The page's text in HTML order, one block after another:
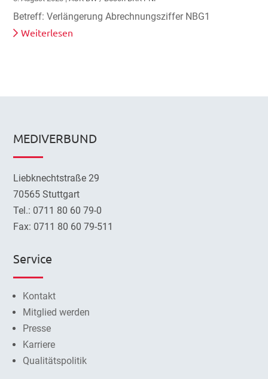
Betreff: Verlängerung Abrechnungsziffer NBG1
Weiterlesen
MEDIVERBUND
Liebknechtstraße 29
70565 Stuttgart
Tel.: 0711 80 60 79-0
Fax: 0711 80 60 79-511
Service
Kontakt
Mitglied werden
Presse
Karriere
Qualitätspolitik